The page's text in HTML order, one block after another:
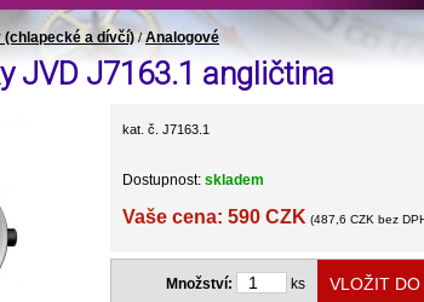
(chlapecké a dívčí) / Analogové
JVD J7163.1 angličtina
kat. č. J7163.1
Dostupnost: skladem
Vaše cena: 590 CZK (487,6 CZK bez
Množství: ks